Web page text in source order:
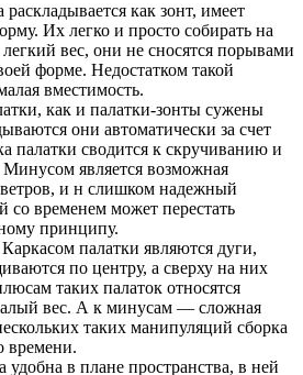
раскладывается как зонт, имеет
Их легко и просто собирать на
вес, они не сносятся порывами
форме. Недостатком такой
вместимость.
как и палатки-зонты сужены
они автоматически за счет
палатки сводится к скручиванию и
Минусом является возможная
и н слишком надежный
со временем может перестать
принципу.
палатки являются дуги,
по центру, а сверху на них
таких палаток относятся
вес. А к минусам — сложная
таких манипуляций сборка
времени.
удобна в плане пространства, в ней